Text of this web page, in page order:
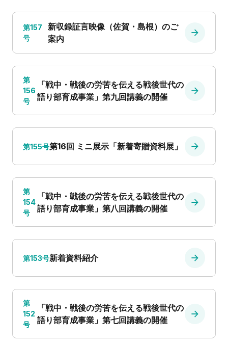
第157
号
新収録証言映像（佐賀・島根）のご
案内
第
156
号
「戦中・戦後の労苦を伝える戦後世代の
語り部育成事業」第九回講義の開催
第155号第16回 ミニ展示「新着寄贈資料展」
第
154
号
「戦中・戦後の労苦を伝える戦後世代の
語り部育成事業」第八回講義の開催
第153号新着資料紹介
第
152
号
「戦中・戦後の労苦を伝える戦後世代の
語り部育成事業」第七回講義の開催